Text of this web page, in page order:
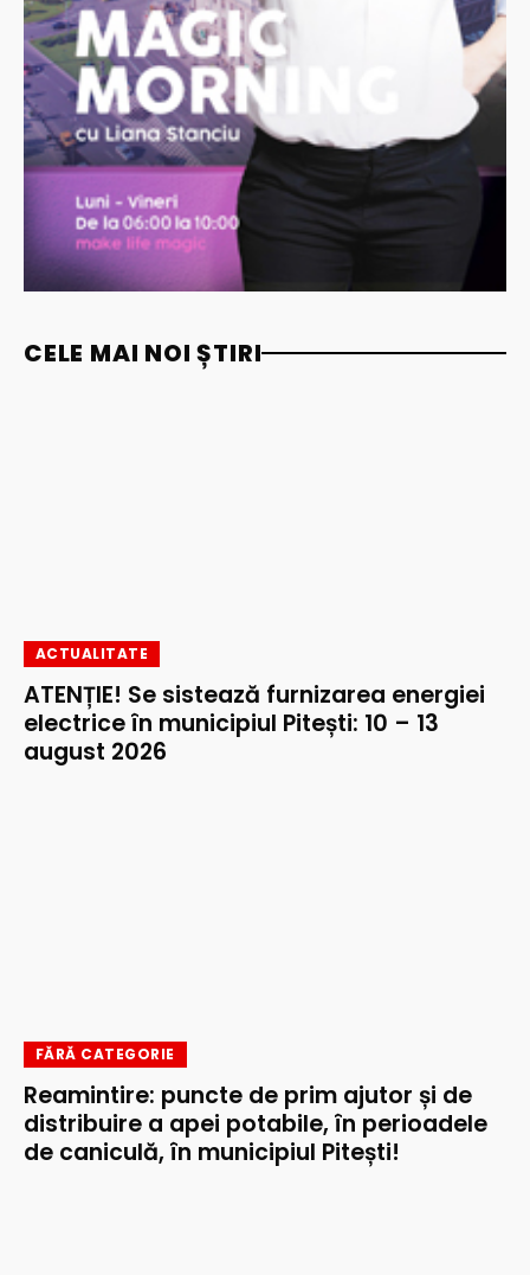
CELE MAI NOI ȘTIRI
ACTUALITATE
ATENȚIE! Se sistează furnizarea energiei
electrice în municipiul Pitești: 10 – 13
august 2026
FĂRĂ CATEGORIE
Reamintire: puncte de prim ajutor și de
distribuire a apei potabile, în perioadele
de caniculă, în municipiul Pitești!